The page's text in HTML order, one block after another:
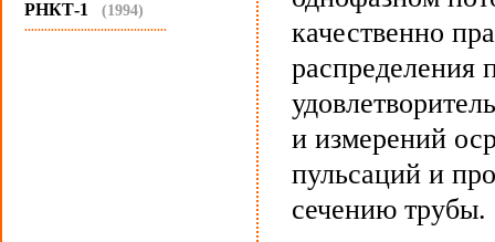
РНКТ-1 (1994)
...........................................
качественно
распределения
и измерений
пульсаций и
сечению трубы.